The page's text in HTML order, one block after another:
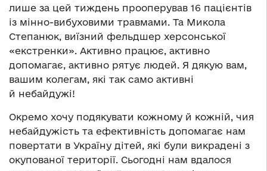
лише за цей тиждень прооперував 16 пацієнтів
із мінно-вибуховими травмами. Та Микола
Степанюк, виїзний фельдшер херсонської
«екстренки». Активно працює, активно
допомагає, активно рятує людей. Я дякую вам,
вашим колегам, які так само активні
й небайдужі!
Окремо хочу подякувати кожному й кожній, чия
небайдужість та ефективність допомагає нам
повертати в Україну дітей, які були викрадені з
окупованої території. Сьогодні нам вдалося